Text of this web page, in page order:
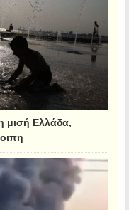
μισή Ελλάδα,